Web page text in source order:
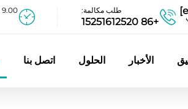
طلب مكالمة:
+86 15251612520
9.00 am - 06.00 pm (Saterday-Thursday)
الأخبار الحلول اتصل بنا